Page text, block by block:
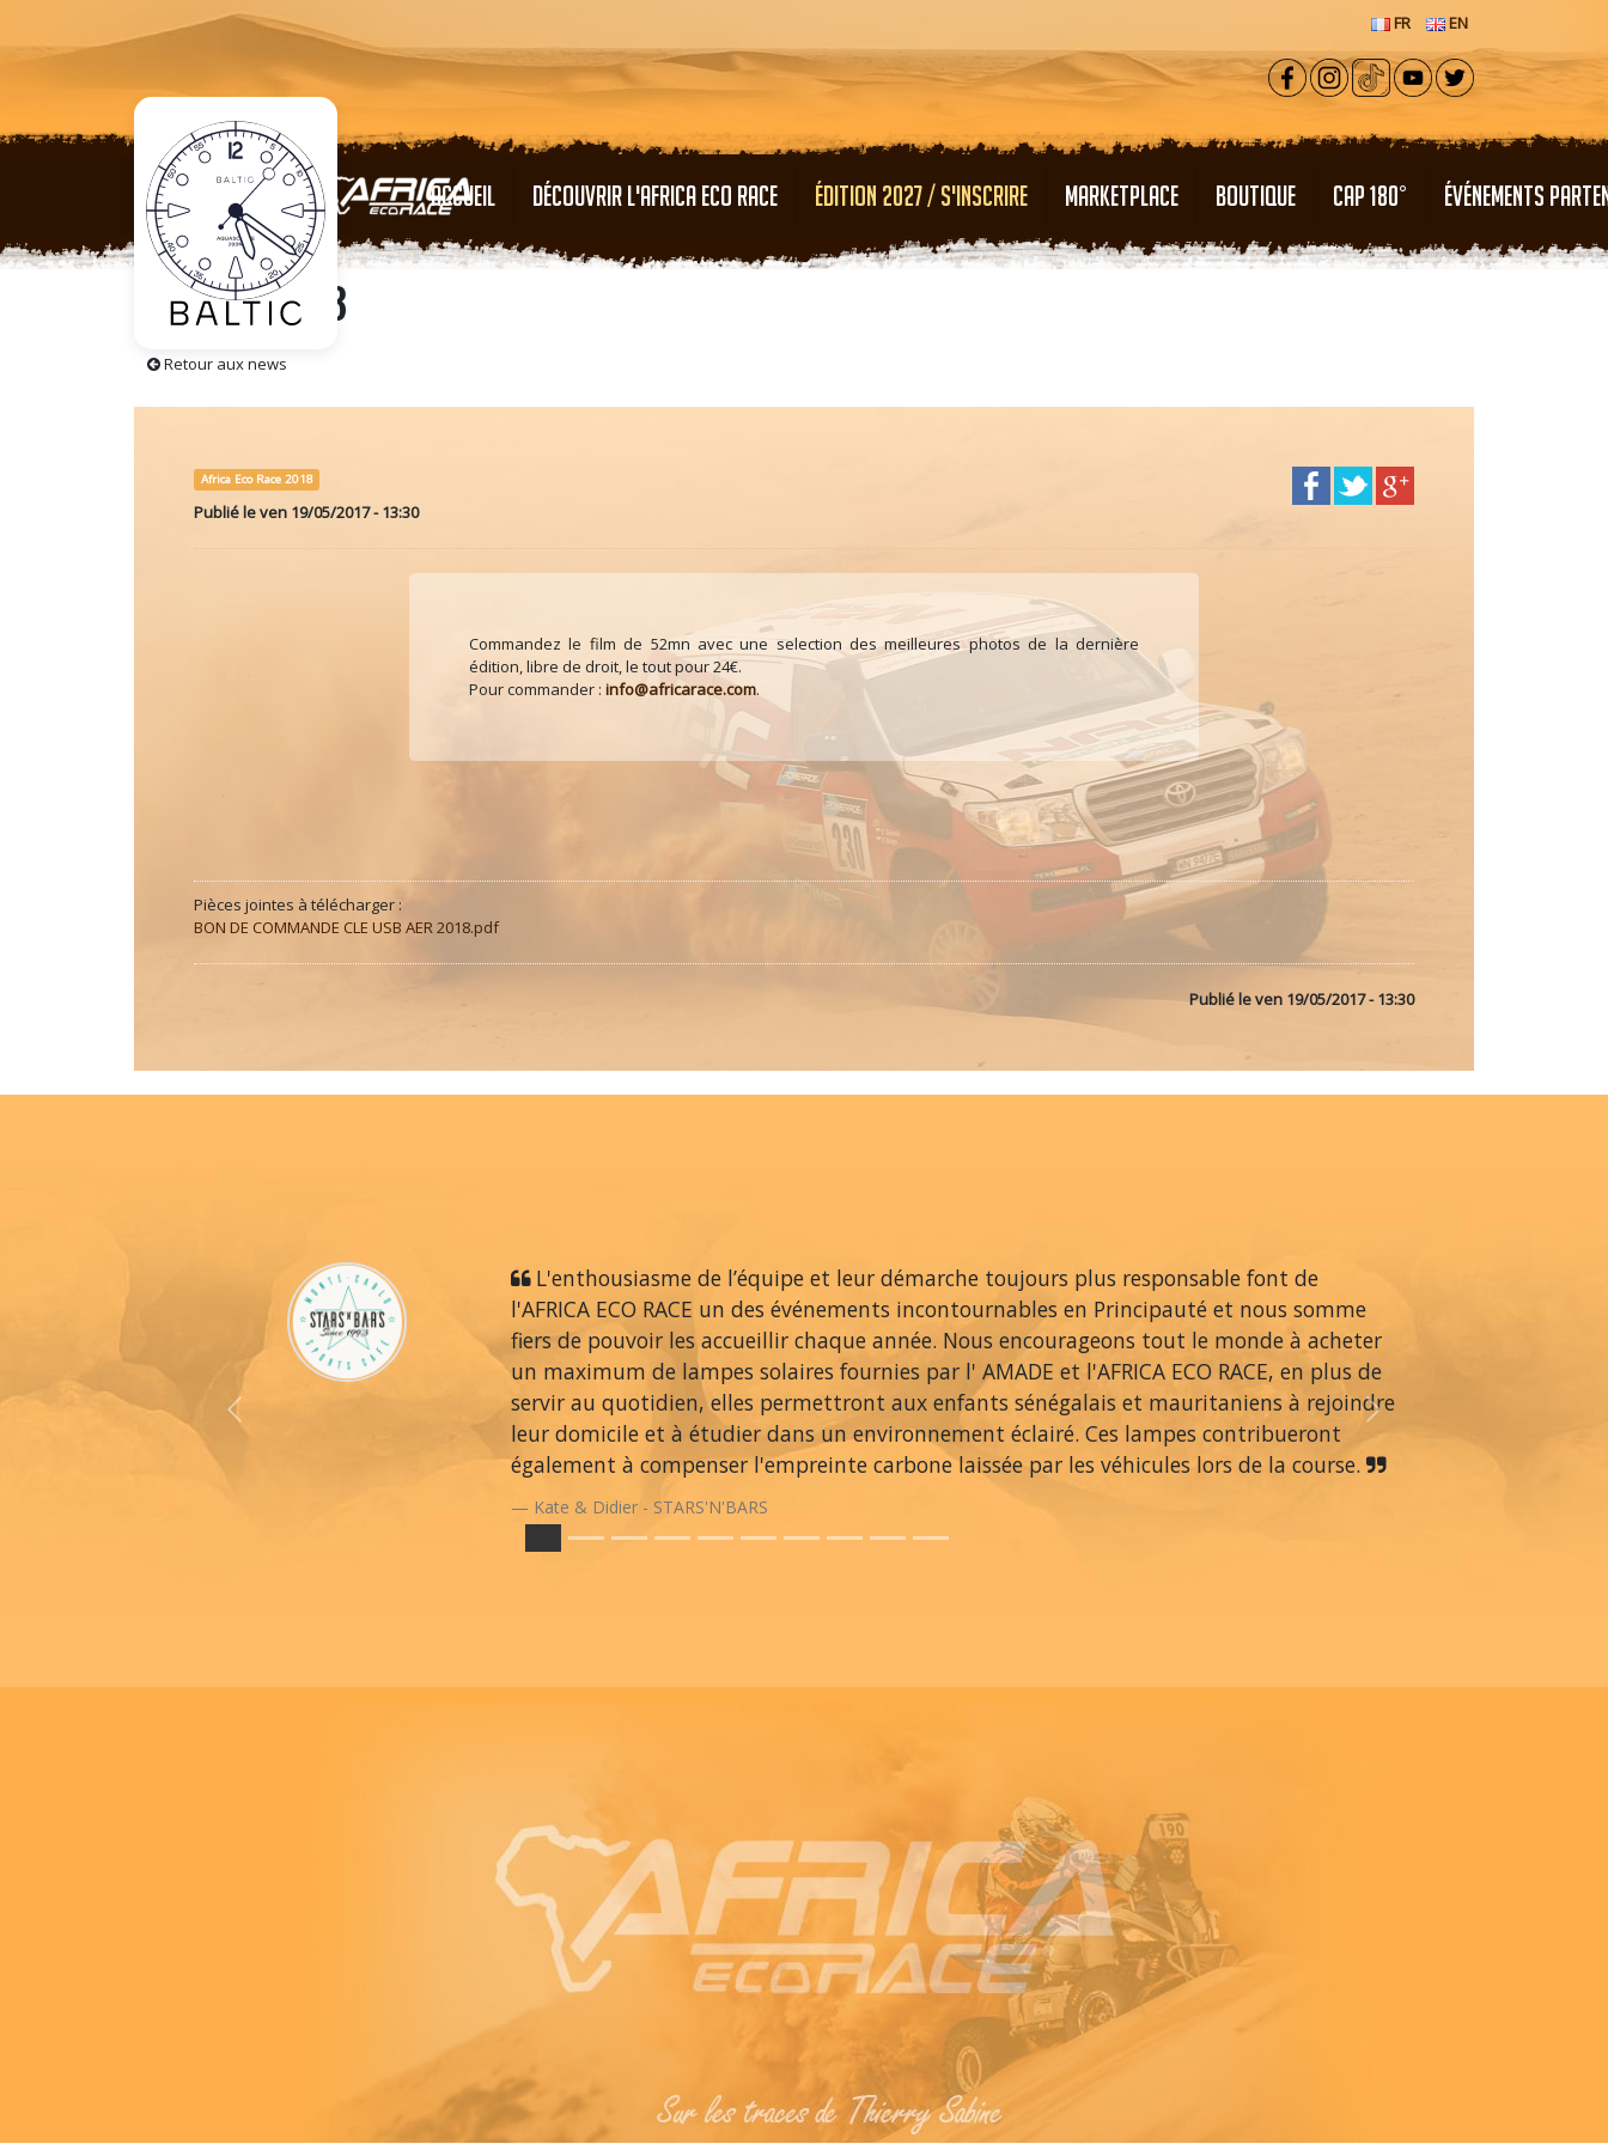
FR EN
ACCUEIL DÉCOUVRIR L'AFRICA ECO RACE ÉDITION 2027 / S'INSCRIRE MARKETPLACE BOUTIQUE CAP 180° ÉVÉNEMENTS
LE FILM 2018
Retour aux news
Africa Eco Race 2018
Publié leven 19/05/2017 - 13:30
Commandez le film de 52mn avec une selection des meilleures photos de la dernière
édition, libre de droit, le tout pour 24€.
Pour commander : info@africarace.com.
Pièces jointes à télécharger :
BON DE COMMANDE CLE USB AER 2018.pdf
Publié leven 19/05/2017 - 13:30
L'enthousiasme de l’équipe et leur démarche toujours plus responsable font de
l'AFRICA ECO RACE un des événements incontournables en Principauté et nous somme
fiers de pouvoir les accueillir chaque année. Nous encourageons tout le monde à acheter
un maximum de lampes solaires fournies par l' AMADE et l'AFRICA ECO RACE, en plus de
servir au quotidien, elles permettront aux enfants sénégalais et mauritaniens à rejoindre
leur domicile et à étudier dans un environnement éclairé. Ces lampes contribueront
également à compenser l'empreinte carbone laissée par les véhicules lors de la course.
Kate & Didier - STARS'N'BARS
Previous Next